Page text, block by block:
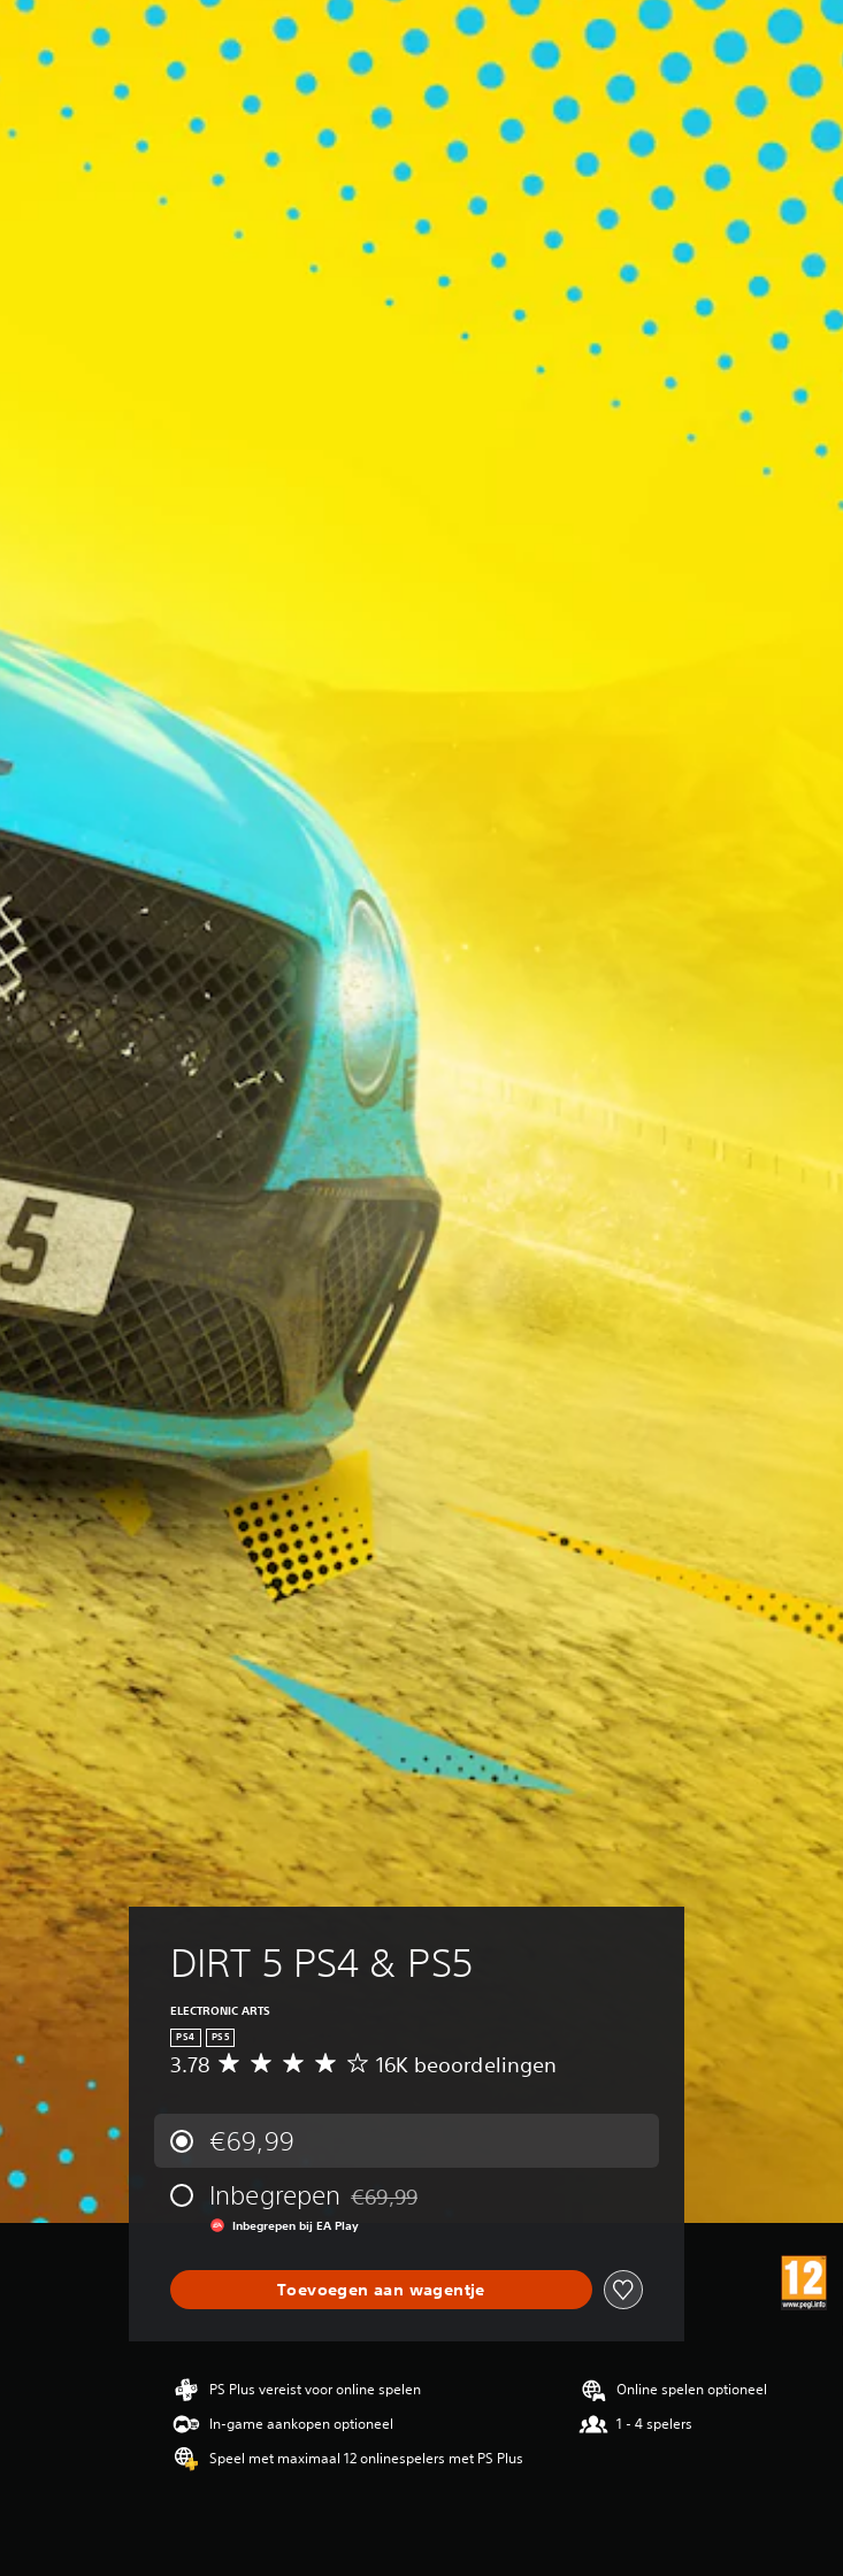
DIRT 5 PS4 & PS5
ELECTRONIC ARTS
PS4 PS5
G
i
d
e
b
e
d
e
3.78 16K beoordelingen
€69,99
Inbegrepen Korting ten opzichte van de oorspronkelijke prijs van €69,99
€69,99
Inbegrepen bij EA Play
Toevoegen aan wagentje
PS Plus vereist voor online spelen
In-game aankopen optioneel
Speel met maximaal 12 onlinespelers met PS Plus
Online spelen optioneel
1 - 4 spelers